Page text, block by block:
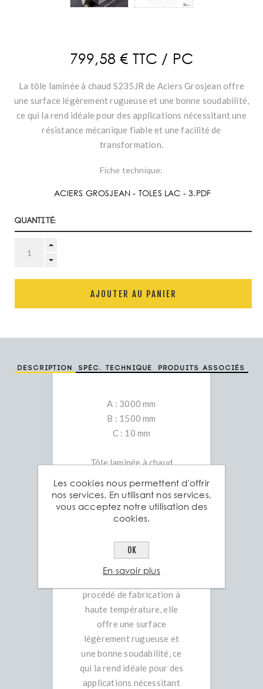
799,58 € TTC / PC
La tôle laminée à chaud S235JR de Aciers Grosjean offre
une surface légèrement rugueuse et une bonne soudabilité,
ce qui la rend idéale pour des applications nécessitant une
résistance mécanique fiable et une facilité de
transformation.
Fiche technique:
ACIERS GROSJEAN - TOLES LAC - 3.PDF
Quantité:
AJOUTER AU PANIER
Description Spéc. technique Produits associés
A : 3000 mm
B : 1500 mm
C : 10 mm
Tôle laminée à chaud
construction polyvalent
La tôle laminée à chaud
S235JR est un acier de
utilisé dans divers secteurs
industriels et de la
procédé de fabrication à
haute température, elle
offre une surface
légèrement rugueuse et
une bonne soudabilité, ce
qui la rend idéale pour des
applications nécessitant
Les cookies nous permettent d'offrir
nos services. En utilisant nos services,
vous acceptez notre utilisation des
cookies.
OK
En savoir plus